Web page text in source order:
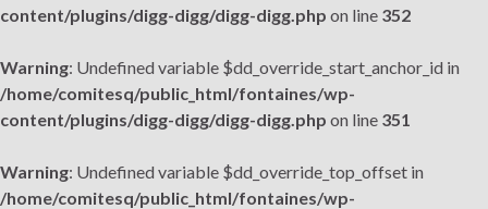
content/plugins/digg-digg/digg-digg.php on line 352
Warning: Undefined variable $dd_override_start_anchor_id in
/home/comitesq/public_html/fontaines/wp-
content/plugins/digg-digg/digg-digg.php on line 351
Warning: Undefined variable $dd_override_top_offset in
/home/comitesq/public_html/fontaines/wp-